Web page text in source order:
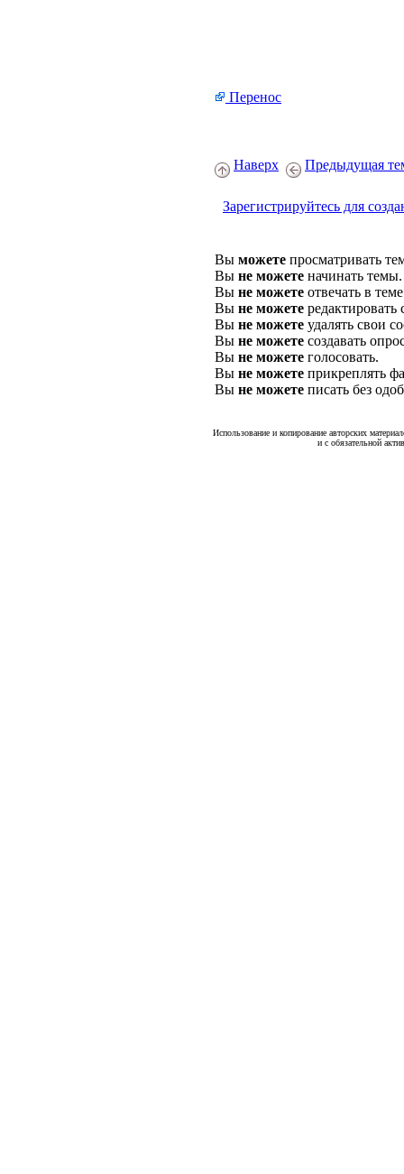
Перенос
Наверх Предыдущая
Зарегистрируйтесь для
Вы можете просматривать
Вы не можете начинать темы.
Вы не можете отвечать в
Вы не можете
Вы не можете удалять свои
Вы не можете создавать
Вы не можете голосовать.
Вы не можете прикреплять
Вы не можете писать без
Использование и копирование авторских
и с обязательной